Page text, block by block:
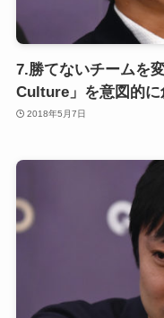
7.勝てないチームを
Culture」を意図的に
2018年5月7日